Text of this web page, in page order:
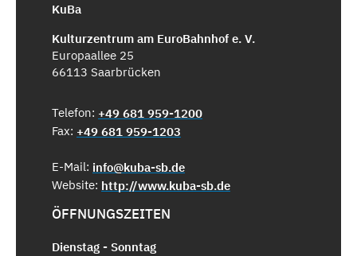
KuBa
Kulturzentrum am EuroBahnhof e. V.
Europaallee 25
66113 Saarbrücken
Telefon: +49 681 959-1200
Fax: +49 681 959-1203
E-Mail: info@kuba-sb.de
Website: http://www.kuba-sb.de
ÖFFNUNGSZEITEN
Dienstag - Sonntag